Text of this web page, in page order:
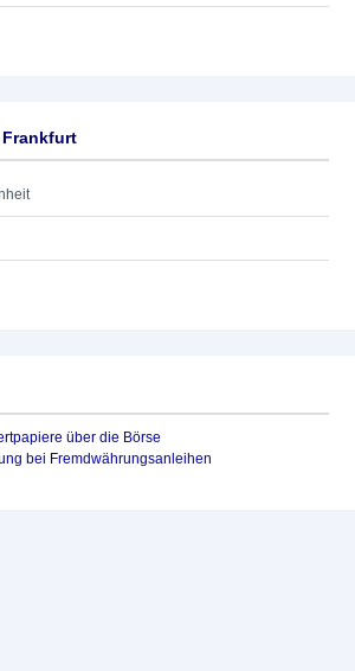
Frankfurt
über die Börse
bei Fremdwährungsanleihen